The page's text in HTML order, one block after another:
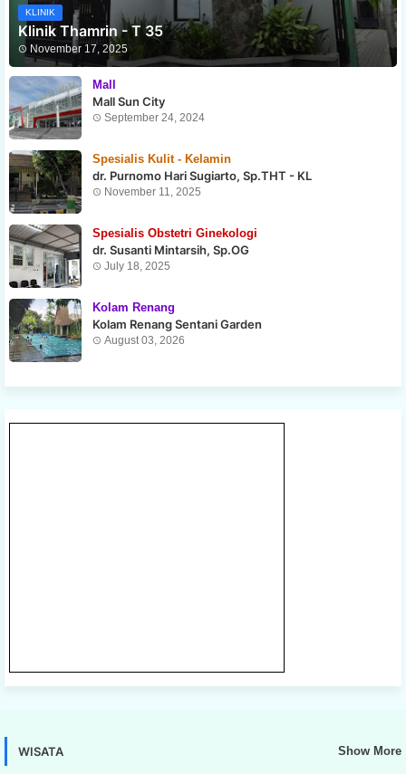
KLINIK
Klinik Thamrin - T 35
November 17, 2025
Mall
Mall Sun City
September 24, 2024
Spesialis Kulit - Kelamin
dr. Purnomo Hari Sugiarto, Sp.THT - KL
November 11, 2025
Spesialis Obstetri Ginekologi
dr. Susanti Mintarsih, Sp.OG
July 18, 2025
Kolam Renang
Kolam Renang Sentani Garden
August 03, 2026
WISATA Show More